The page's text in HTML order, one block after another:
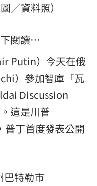
／資料照）
閱讀…
Putin）今天在俄
）參加智庫「瓦
Discussion
這是川普
普丁首度發表公開
巴特勒市